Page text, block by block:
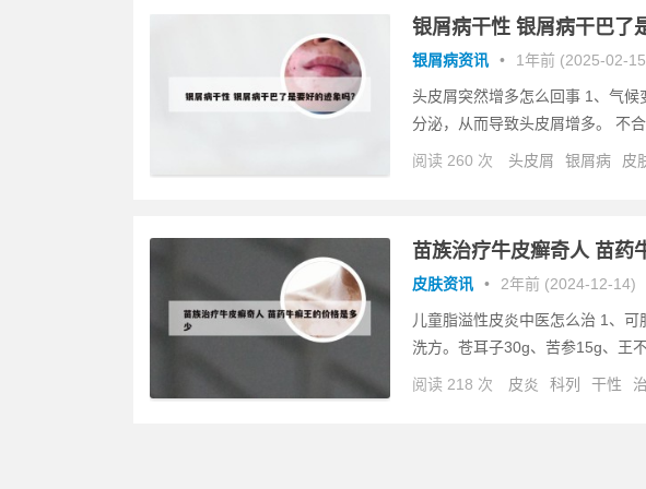
银屑病干性 银屑病干巴了
银屑病资讯 • 1年前 (2025-02-
头皮屑突然增多怎么回事 1、气
分泌，从而导致头皮屑增多。 不
阅读 260 次 头皮屑 银屑病 皮
苗族治疗牛皮癣奇人 苗药
皮肤资讯 • 2年前 (2024-12-14)
儿童脂溢性皮炎中医怎么治 1、
洗方。苍耳子30g、苦参15g、王
阅读 218 次 皮炎 科列 干性